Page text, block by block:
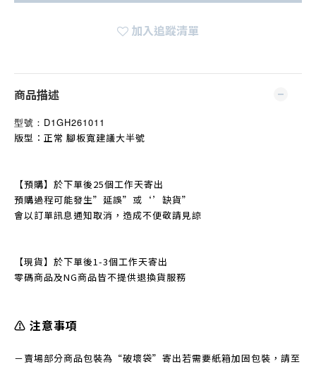
加入追蹤清單
商品描述
型號： D1GH261011
版型：正常 腳板寬建議大半號
【預購】於下單後25個工作天寄出
預購過程可能發生” 延誤” 或‘’缺貨”
會以訂單訊息通知取消，造成不便敬請見諒
【現貨】於下單後1-3個工作天寄出
零碼商品及NG商品皆不提供退換貨服務
⚠️ 注意事項
－賣場部分商品包裝為“破壞袋”寄出若需要紙箱加固包裝，請至